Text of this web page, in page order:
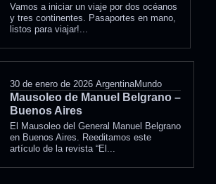
Vamos a iniciar un viaje por dos océanos
y tres continentes. Pasaportes en mano,
listos para viajar!...
30 de enero de 2026 ArgentinaMundo
Mausoleo de Manuel Belgrano –
Buenos Aires
El Mausoleo del General Manuel Belgrano
en Buenos Aires. Reeditamos este
artículo de la revista “El...